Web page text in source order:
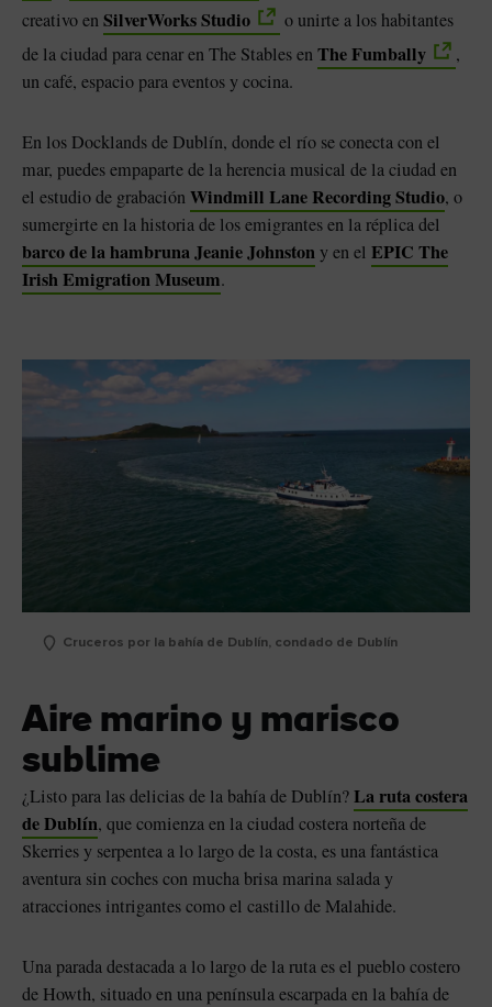
creativo enSilverWorks Studio
o unirte a los habitantes
de la ciudad para cenar en The Stables enThe Fumbally
,
un café, espacio para eventos y cocina.
En los Docklands de Dublín, donde el río se conecta con el
mar, puedes empaparte de la herencia musical de la ciudad en
el estudio de grabaciónWindmill Lane Recording Studio, o
sumergirte en la historia de los emigrantes en la réplica del
barco de la hambruna Jeanie Johnstony en el EPIC The
Irish Emigration Museum.
Cruceros por la bahía de Dublín, condado de Dublín
Aire marino y marisco
sublime
¿Listo para las delicias de la bahía de Dublín?La ruta costera
de Dublín, que comienza en la ciudad costera norteña de
Skerries y serpentea a lo largo de la costa, es una fantástica
aventura sin coches con mucha brisa marina salada y
atracciones intrigantes como el castillo de Malahide.
Una parada destacada a lo largo de la ruta es el pueblo costero
de Howth, situado en una península escarpada en la bahía de